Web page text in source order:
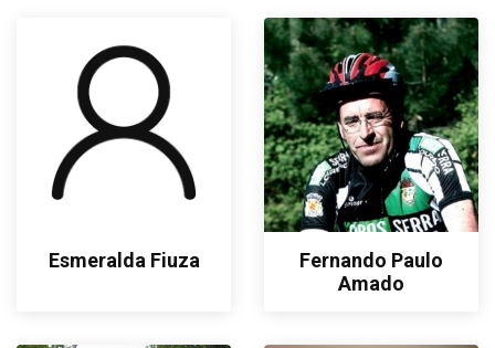
Esmeralda Fiuza
Fernando Paulo
Amado